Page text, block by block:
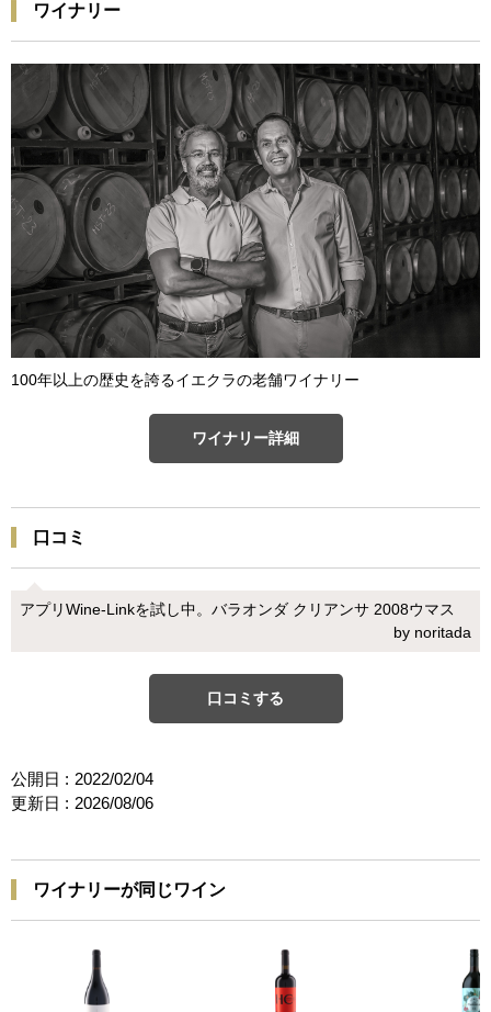
ワイナリー
100年以上の歴史を誇るイエクラの老舗ワイナリー
ワイナリー詳細
口コミ
アプリWine-Linkを試し中。バラオンダ クリアンサ 2008ウマス
by noritada
口コミする
公開日 : 2022/02/04
更新日 : 2026/08/06
ワイナリーが同じワイン